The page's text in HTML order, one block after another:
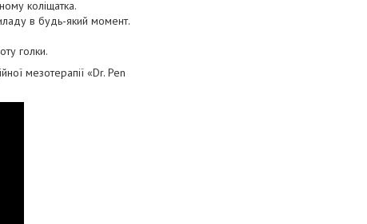
коліщатка.
в будь-який момент.
голки.
мезотерапії «Dr. Pen